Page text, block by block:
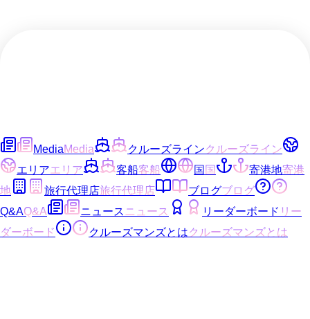
MediaMedia クルーズラインクルーズライン
エリアエリア 客船客船 国国 寄港地寄港
地
旅行代理店旅行代理店 ブログブログ
Q&AQ&A ニュース ニュース リーダーボード リー
ダーボード
クルーズマンズとはクルーズマンズとは